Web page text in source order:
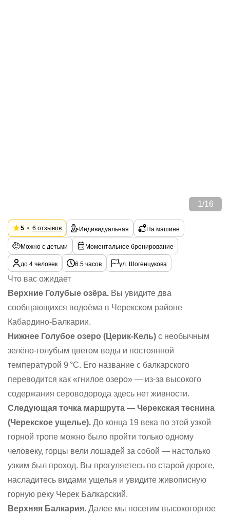
1 /16
5 6 отзывов Индивидуальная На машине
Можно с детьми Моментальное бронирование
до 4 человек 6.5 часов ул. Шогенцукова
Что вас ожидает
Верхние Голубые озёра. Вы увидите два
сообщающихся водоёма в Черекском районе
Кабардино-Балкарии.
Нижнее Голубое озеро (Церик-Кель) с необычным
зелёно-голубым цветом воды и постоянной
температурой 9 °C. Его название с балкарского
переводится как «гнилое озеро» — из-за высокого
содержания сероводорода здесь нет живности.
Следующая точка маршрута — Черекская теснина
(Черекское ущелье). До конца 19 века по этой узкой
горной тропе можно было пройти только одному
человеку, горцы вели лошадей за собой — настолько
узким был проход. Вы прогуляетесь по старой дороге,
насладитесь видами ущелья и увидите живописную
горную реку Черек Балкарский.
Верхняя Балкария. Далее мы посетим высокогорное